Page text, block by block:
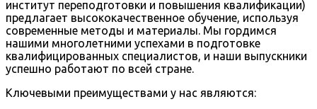
институт переподготовки и повышения квалификации)
предлагает высококачественное обучение, используя
современные методы и материалы. Мы гордимся
нашими многолетними успехами в подготовке
квалифицированных специалистов, и наши выпускники
успешно работают по всей стране.
Ключевыми преимуществами у нас являются: